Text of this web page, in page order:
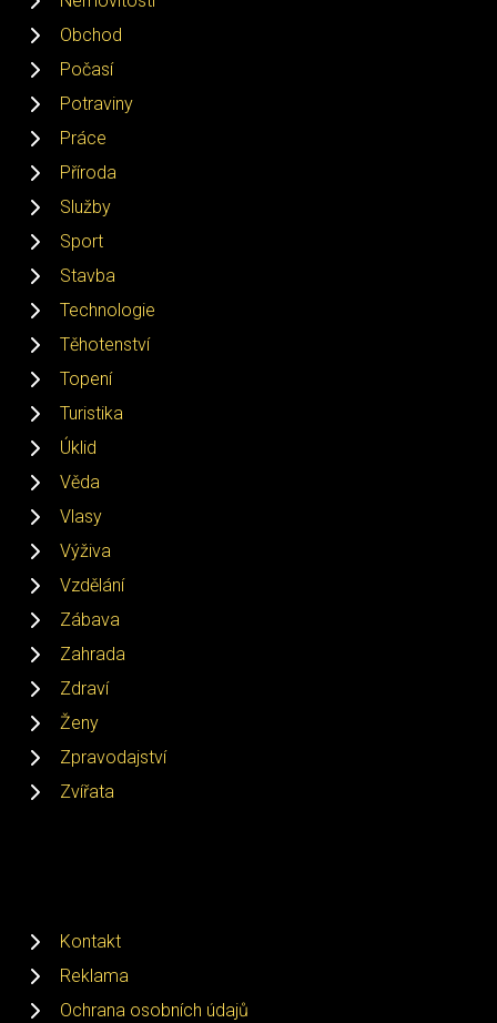
Obchod
Počasí
Potraviny
Práce
Příroda
Služby
Sport
Stavba
Technologie
Těhotenství
Topení
Turistika
Úklid
Věda
Vlasy
Výživa
Vzdělání
Zábava
Zahrada
Zdraví
Ženy
Zpravodajství
Zvířata
Kontakt
Reklama
Ochrana osobních údajů